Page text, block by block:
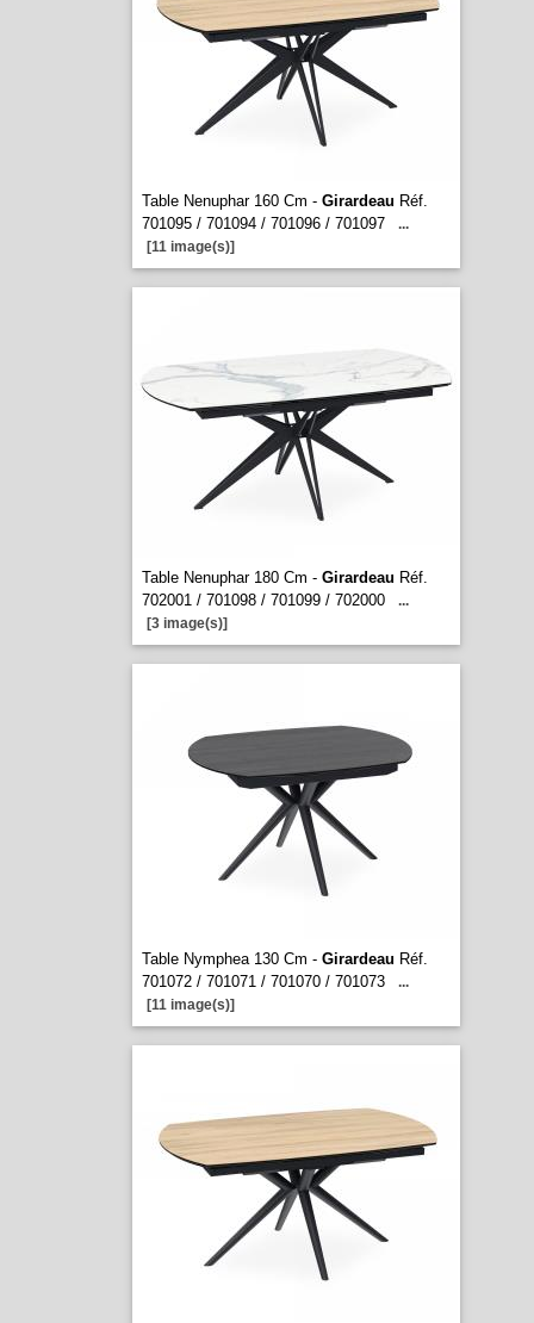
Table Nenuphar 160 Cm - Girardeau Réf.
701095 / 701094 / 701096 / 701097
...
[11 image(s)]
Table Nenuphar 180 Cm - Girardeau Réf.
702001 / 701098 / 701099 / 702000
...
[3 image(s)]
Table Nymphea 130 Cm - Girardeau Réf.
701072 / 701071 / 701070 / 701073
...
[11 image(s)]